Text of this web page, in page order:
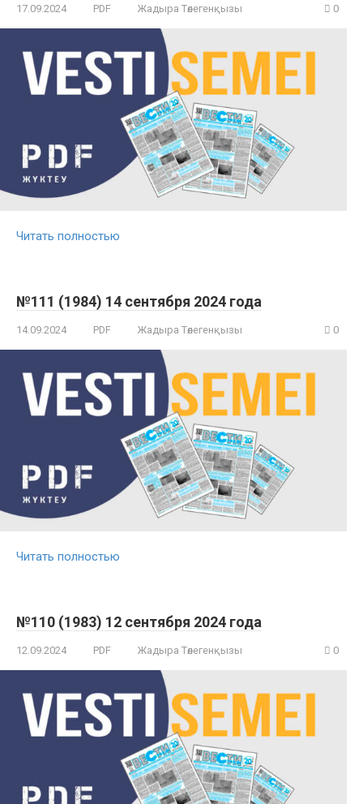
17.09.2024 PDF Жадыра Төлегенқызы 0
Читать полностью
№111 (1984) 14 сентября 2024 года
14.09.2024 PDF Жадыра Төлегенқызы 0
Читать полностью
№110 (1983) 12 сентября 2024 года
12.09.2024 PDF Жадыра Төлегенқызы 0